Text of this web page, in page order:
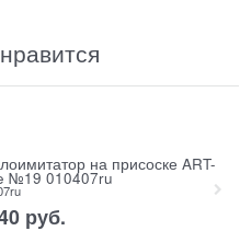
на присоске ART-
№19 010407ru
руб.